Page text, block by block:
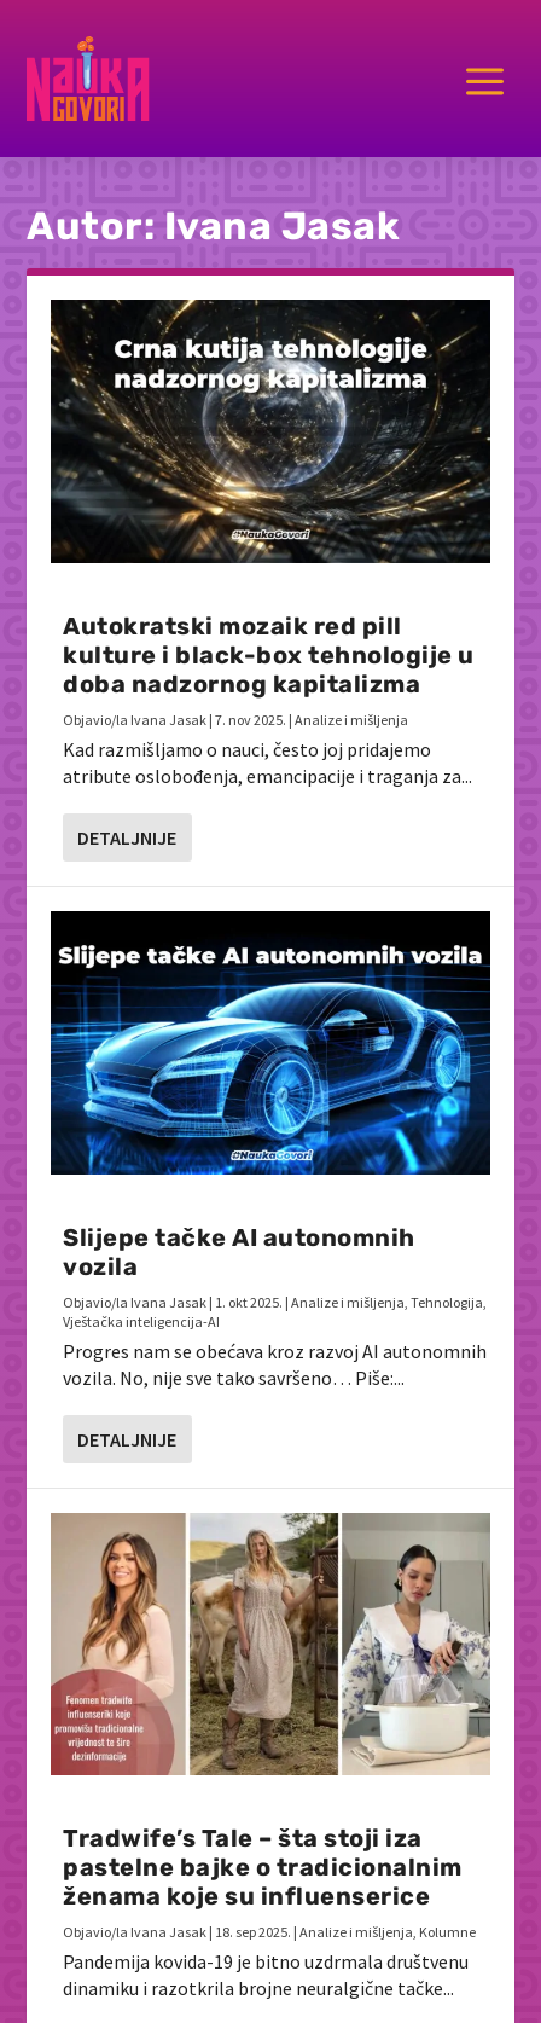
a
Autor: Ivana Jasak
Autokratski mozaik red pill
kulture i black-box tehnologije u
doba nadzornog kapitalizma
Objavio/la Ivana Jasak |7. nov 2025. |Analize i mišljenja
Kad razmišljamo o nauci, često joj pridajemo
atribute oslobođenja, emancipacije i traganja za...
DETALJNIJE
Slijepe tačke AI autonomnih
vozila
Objavio/la Ivana Jasak | 1. okt 2025. |Analize i mišljenja ,Tehnologija
Vještačka inteligencija-AI
Progres nam se obećava kroz razvoj AI autonomnih
vozila. No, nije sve tako savršeno… Piše:...
DETALJNIJE
Tradwife’s Tale – šta stoji iza
pastelne bajke o tradicionalnim
ženama koje su influenserice
Objavio/la Ivana Jasak | 18. sep 2025. |Analize i mišljenja, Kolumne
Pandemija kovida-19 je bitno uzdrmala društvenu
dinamiku i razotkrila brojne neuralgične tačke...